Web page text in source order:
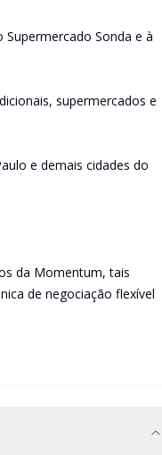
Sonda e à
supermercados e
e demais cidades do
da Momentum, tais
de negociação flexível